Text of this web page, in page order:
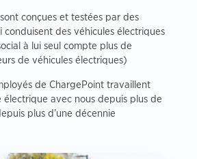
conçues et testées par des
conduisent des véhicules électriques
à lui seul compte plus de
de véhicules électriques)
de ChargePoint travaillent
électrique avec nous depuis plus de
plus d’une décennie